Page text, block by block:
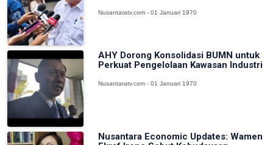
Nusantaratv.com - 01 Januari 1970
AHY Dorong Konsolidasi BUMN untuk
Perkuat Pengelolaan Kawasan Industri
Nusantaratv.com - 01 Januari 1970
Nusantara Economic Updates: Wamen